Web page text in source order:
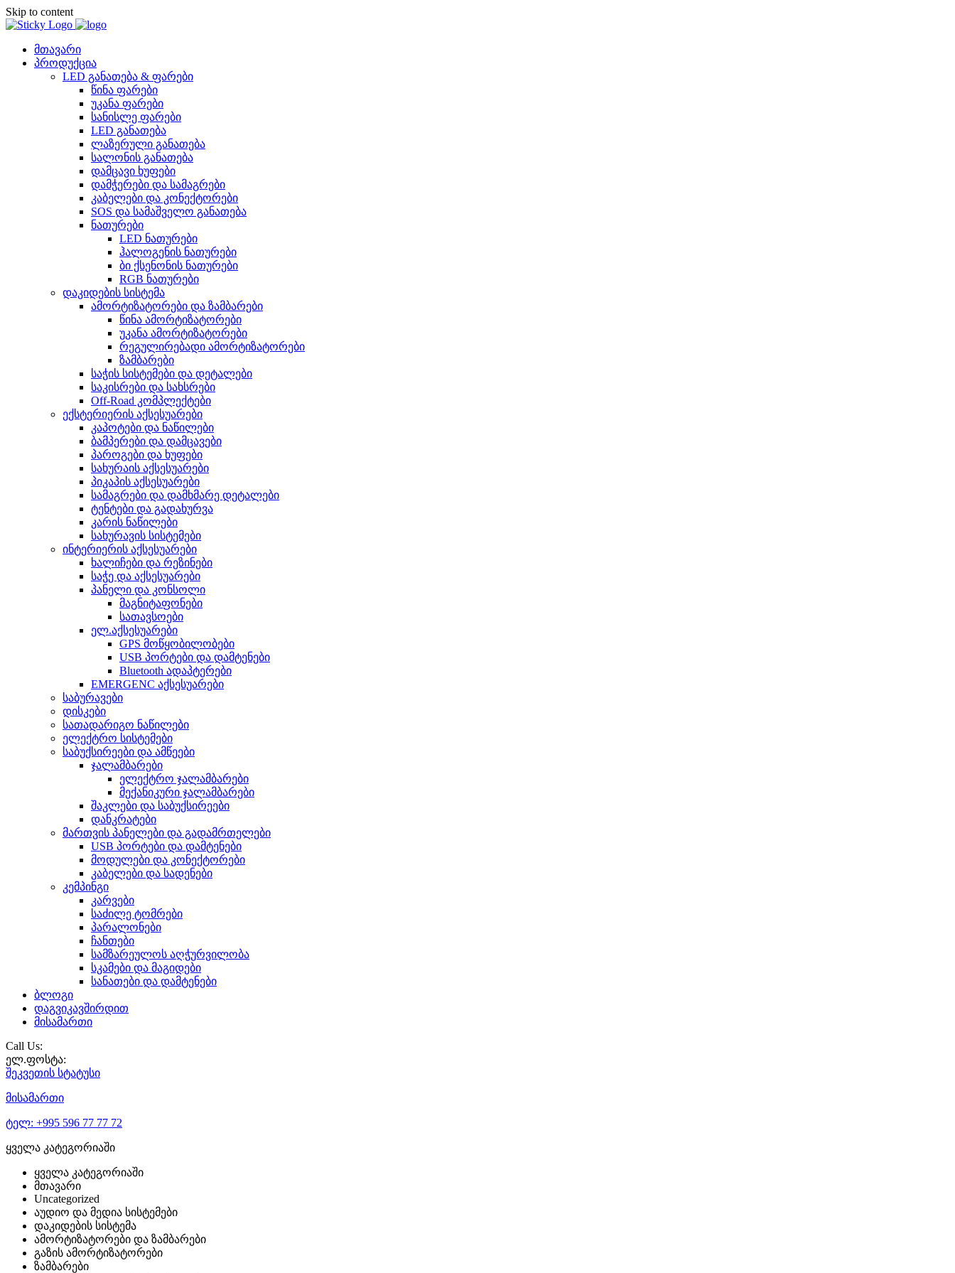
Skip to content
მთავარი
პროდუქცია
LED განათება & ფარები
წინა ფარები
უკანა ფარები
სანისლე ფარები
LED განათება
ლაზერული განათება
სალონის განათება
დამცავი ხუფები
დამჭერები და სამაგრები
კაბელები და კონექტორები
SOS და სამაშველო განათება
ნათურები
LED ნათურები
ჰალოგენის ნათურები
ბი ქსენონის ნათურები
RGB ნათურები
დაკიდების სისტემა
ამორტიზატორები და ზამბარები
წინა ამორტიზატორები
უკანა ამორტიზატორები
რეგულირებადი ამორტიზატორები
ზამბარები
საჭის სისტემები და დეტალები
საკისრები და სახსრები
Off-Road კომპლექტები
ექსტერიერის აქსესუარები
კაპოტები და ნაწილები
ბამპერები და დამცავები
პაროგები და ხუფები
სახურაის აქსესუარები
პიკაპის აქსესუარები
სამაგრები და დამხმარე დეტალები
ტენტები და გადახურვა
კარის ნაწილები
სახურავის სისტემები
ინტერიერის აქსესუარები
ხალიჩები და რეზინები
საჭე და აქსესუარები
პანელი და კონსოლი
მაგნიტაფონები
სათავსოები
ელ.აქსესუარები
GPS მოწყობილობები
USB პორტები და დამტენები
Bluetooth ადაპტერები
EMERGENC აქსესუარები
საბურავები
დისკები
სათადარიგო ნაწილები
ელექტრო სისტემები
საბუქსირეები და ამწეები
ჯალამბარები
ელექტრო ჯალამბარები
მექანიკური ჯალამბარები
შაკლები და საბუქსირეები
დანკრატები
მართვის პანელები და გადამრთელები
USB პორტები და დამტენები
მოდულები და კონექტორები
კაბელები და სადენები
კემპინგი
კარვები
საძილე ტომრები
პარალონები
ჩანთები
სამზარეულოს აღჭურვილობა
სკამები და მაგიდები
სანათები და დამტენები
ბლოგი
დაგვიკავშირდით
მისამართი
Call Us:
ელ.ფოსტა:
შეკვეთის სტატუსი
მისამართი
ტელ: +995 596 77 77 72
ყველა კატეგორიაში
ყველა კატეგორიაში
მთავარი
Uncategorized
აუდიო და მედია სისტემები
დაკიდების სისტემა
ამორტიზატორები და ზამბარები
გაზის ამორტიზატორები
ზამბარები